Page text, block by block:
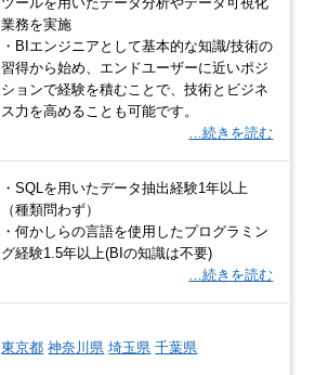
業務を実施
・BIエンジニアとして基本的な知識/技術の
習得から始め、エンドユーザーに近いポジ
ションで経験を積むことで、技術とビジネ
ス力を高めることも可能です。
…続きを読む
・SQLを用いたデータ抽出経験1年以上
（種類問わず）
・何かしらの言語を使用したプログラミン
グ経験1.5年以上(BIの知識は不要)
…続きを読む
東京都 神奈川県 埼玉県 千葉県